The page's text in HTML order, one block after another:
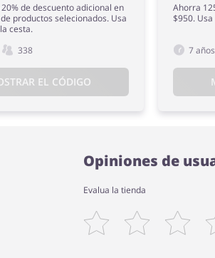
de descuento adicional en
productos selecionados. Usa
cesta.
338
EL CÓDIGO
Ahorra
$950.
7 años
Opiniones de
Evalua la tienda